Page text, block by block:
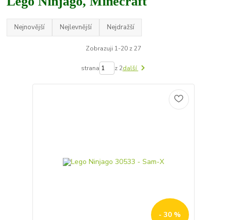
Nejnovější Nejlevnější Nejdražší
Zobrazuji 1-20 z 27
strana z 2další
- 30 %